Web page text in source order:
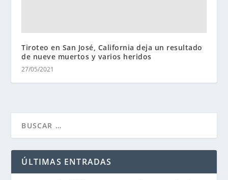
Tiroteo en San José, California deja un resultado
de nueve muertos y varios heridos
27/05/2021
ÚLTIMAS ENTRADAS